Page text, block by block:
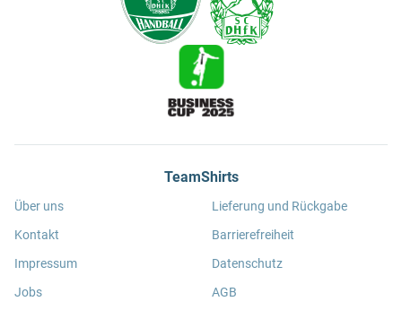
TeamShirts
Über uns
Kontakt
Impressum
Jobs
Lieferung und Rückgabe
Barrierefreiheit
Datenschutz
AGB